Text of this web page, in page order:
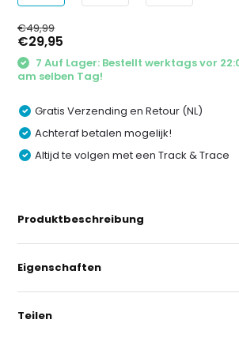
€49,99
€29,95
7 Auf Lager: Bestellt werktags vor
am selben Tag!
Gratis Verzending en Retour (NL)
Achteraf betalen mogelijk!
Altijd te volgen met een Track & Trace
Produktbeschreibung
Eigenschaften
Teilen